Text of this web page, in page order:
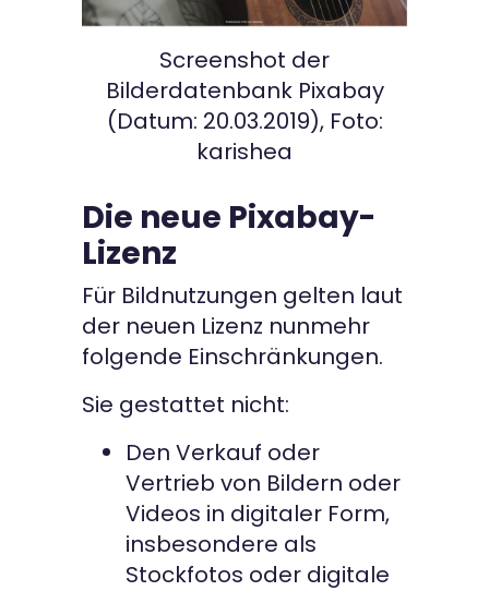
Screenshot der
Bilderdatenbank Pixabay
(Datum: 20.03.2019), Foto:
karishea
Die neue Pixabay-
Lizenz
Für Bildnutzungen gelten laut
der neuen Lizenz nunmehr
folgende Einschränkungen.
Sie gestattet nicht:
Den Verkauf oder
Vertrieb von Bildern oder
Videos in digitaler Form,
insbesondere als
Stockfotos oder digitale